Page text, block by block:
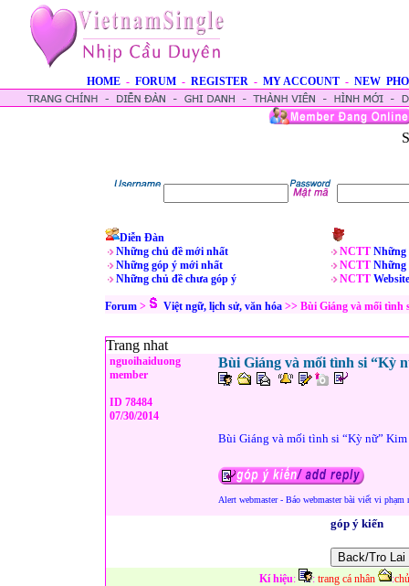
HOME - FORUM - REGISTER - MY ACCOUNT - NEW
Diễn Đàn
Những chủ đề mới nhất
Những góp ý mới nhất
Những chủ đề chưa góp ý
NCTT Những
NCTT Những
NCTT Website
Forum > Việt ngữ, lịch sử, văn hóa >> Bùi Giáng và mối tình
Trang nhat
nguoihaiduong
member
ID 78484
07/30/2014
Bùi Giáng và mối tình si “Kỳ
Bùi Giáng và mối tình si “Kỳ nữ”
Alert webmaster - Báo webmaster bài viết vi phạm
góp ý kiến
Kí hiệu: : trang cá nhân :